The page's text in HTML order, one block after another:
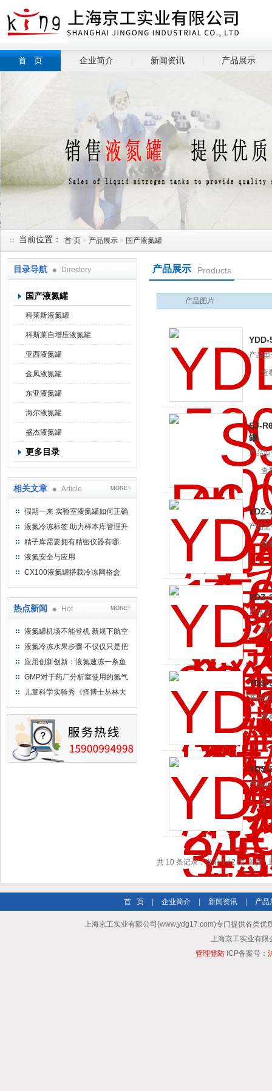
上海京工实业有限公司
首 页 企业简介 新闻资讯 产品展示
当前位置： 首 页 > 产品展示 > 国产液氮罐
目录导航 Directory
国产液氮罐
科莱斯液氮罐
科斯莱自增压液氮罐
亚西液氮罐
金凤液氮罐
东亚液氮罐
海尔液氮罐
盛杰液氮罐
更多目录
相关文章 Article MORE+
假期一来 实验室液氮罐如何正确
使用
液氮冷冻标签 助力样本库管理升
级
精子库需要拥有精密仪器有哪
些？
液氮安全与应用
CX100液氮罐搭载冷冻网格盒
热点新闻 Hot MORE+
液氮罐机场不能登机 新规下航空
运输罐能否上飞机
液氮冷冻水果步骤 不仅仅只是把
水果扔到液氮中
应用创新创新：液氮速冻一条鱼
只需15分钟 保持活鲜一整年
GMP对于药厂分析室使用的氮气
钢瓶存放标准
儿童科学实验秀《怪博士丛林大
及
产品展示 Products
产品图片
YDD-
产品
存罐
查
SJ-
罐
产品
冻存罐
查
YDZ-
产品
查
YDZ-
产品
查
YDS-
产品
查
YDS-
产品
查
共 10 条记录，当前 1 / 2 页 首页
首 页 企业简介 新闻资讯 产品
上海京工实业有限公司(www.ydg17.com)专门提供各类优
上海京工实业有限
管理登陆ICP备案号：